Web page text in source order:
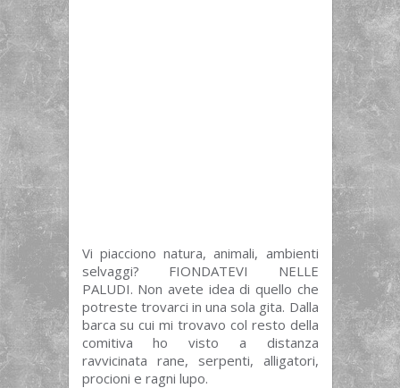
Vi piacciono natura, animali, ambienti
selvaggi? FIONDATEVI NELLE
PALUDI. Non avete idea di quello che
potreste trovarci in una sola gita. Dalla
barca su cui mi trovavo col resto della
comitiva ho visto a distanza
ravvicinata rane, serpenti, alligatori,
procioni e ragni lupo.